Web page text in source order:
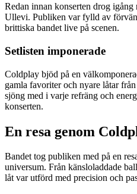
Redan innan konserten drog igång
Ullevi. Publiken var fylld av
brittiska bandet live på scenen.
Setlisten imponerade
Coldplay bjöd på en
gamla favoriter och nyare låtar
sjöng med i varje refräng och
konserten.
En resa genom
Bandet tog publiken med på en
universum. Från känsloladdade
låt var utförd med precision och